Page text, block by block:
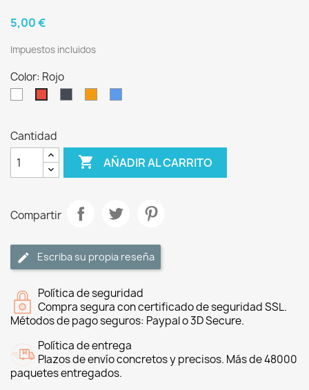
5,00 €
Impuestos incluidos
Color: Rojo
Cantidad
 AÑADIR AL CARRITO
Compartir
Escriba su propia reseña
Política de seguridad
Compra segura con certificado de seguridad SSL.
Métodos de pago seguros: Paypal o 3D Secure.
Política de entrega
Plazos de envío concretos y precisos. Más de 48000
paquetes entregados.